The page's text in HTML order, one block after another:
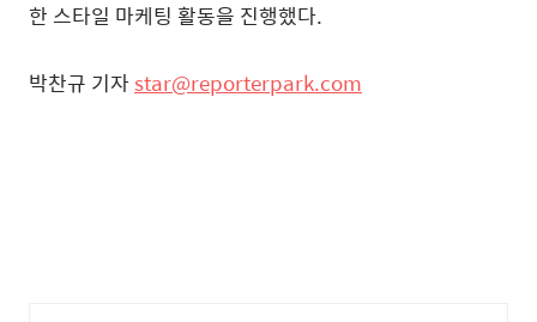
한 스타일 마케팅 활동을 진행했다.
박찬규 기자star@reporterpark.com